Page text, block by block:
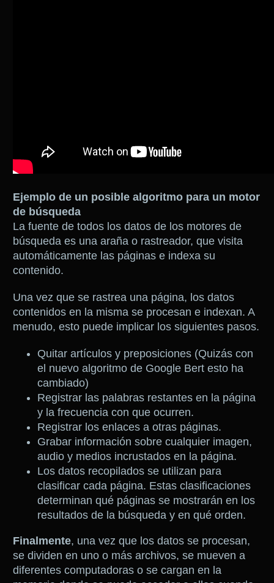
Ejemplo de un posible algoritmo para un motor
de búsqueda
La fuente de todos los datos de los motores de
búsqueda es una araña o rastreador, que visita
automáticamente las páginas e indexa su
contenido.
Una vez que se rastrea una página, los datos
contenidos en la misma se procesan e indexan. A
menudo, esto puede implicar los siguientes pasos.
Quitar artículos y preposiciones (Quizás con
el nuevo algoritmo de Google Bert esto ha
cambiado)
Registrar las palabras restantes en la página
y la frecuencia con que ocurren.
Registrar los enlaces a otras páginas.
Grabar información sobre cualquier imagen,
audio y medios incrustados en la página.
Los datos recopilados se utilizan para
clasificar cada página. Estas clasificaciones
determinan qué páginas se mostrarán en los
resultados de la búsqueda y en qué orden.
Finalmente, una vez que los datos se procesan,
se dividen en uno o más archivos, se mueven a
diferentes computadoras o se cargan en la